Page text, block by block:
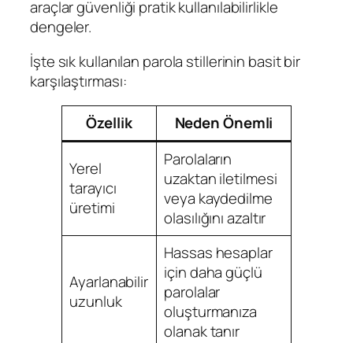
araçlar güvenliği pratik kullanılabilirlikle
dengeler.
İşte sık kullanılan parola stillerinin basit bir
karşılaştırması:
Özellik Neden Önemli
Yerel
tarayıcı
üretimi
Parolaların
uzaktan iletilmesi
veya kaydedilme
olasılığını azaltır
Ayarlanabilir
uzunluk
Hassas hesaplar
için daha güçlü
parolalar
oluşturmanıza
olanak tanır